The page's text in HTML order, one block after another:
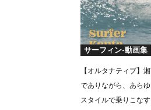
サーフィン-動画集
【オルタナティブ】
でありながら、あら
スタイルで乗りこな